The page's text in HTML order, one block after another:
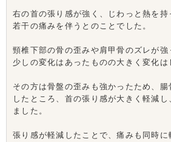
右の首の張り感が強く、じわっと熱を持
若干の痛みを伴うとのことでした。
頸椎下部の骨の歪みや肩甲骨のズレが
少しの変化はあったものの大きく変化は
その方は骨盤の歪みも強かったため、
したところ、首の張り感が大きく軽減し
ました。
張り感が軽減したことで、痛みも同時